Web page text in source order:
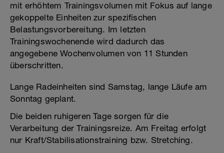
mit erhöhtem Trainingsvolumen mit Fokus auf lange
gekoppelte Einheiten zur spezifischen
Belastungsvorbereitung. Im letzten
Trainingswochenende wird dadurch das
angegebene Wochenvolumen von 11 Stunden
überschritten.
Lange Radeinheiten sind Samstag, lange Läufe am
Sonntag geplant.
Die beiden ruhigeren Tage sorgen für die
Verarbeitung der Trainingsreize. Am Freitag erfolgt
nur Kraft/Stabilisationstraining bzw. Stretching.